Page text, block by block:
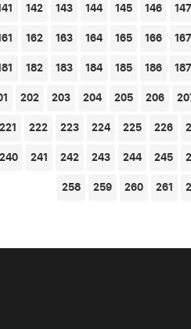
142 143 144 145 146 147
162 163 164 165 166 167
182 183 184 185 186 187
202 203 204 205 206
221 222 223 224 225 226
240 241 242 243 244 245
258 259 260 261